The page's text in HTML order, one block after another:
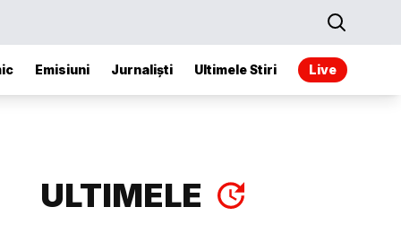
Emisiuni Jurnaliști Ultimele Stiri Live
ULTIMELE